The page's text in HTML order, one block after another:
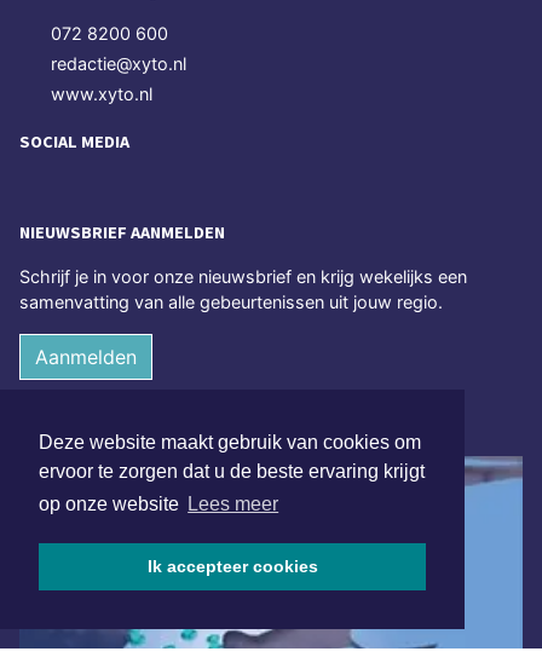
Deze website maakt gebruik van cookies om
ervoor te zorgen dat u de beste ervaring krijgt
op onze website Lees meer
Ik accepteer cookies
072 8200 600
redactie@xyto.nl
www.xyto.nl
SOCIAL MEDIA
NIEUWSBRIEF AANMELDEN
Schrijf je in voor onze nieuwsbrief en krijg wekelijks een
samenvatting van alle gebeurtenissen uit jouw regio.
Aanmelden